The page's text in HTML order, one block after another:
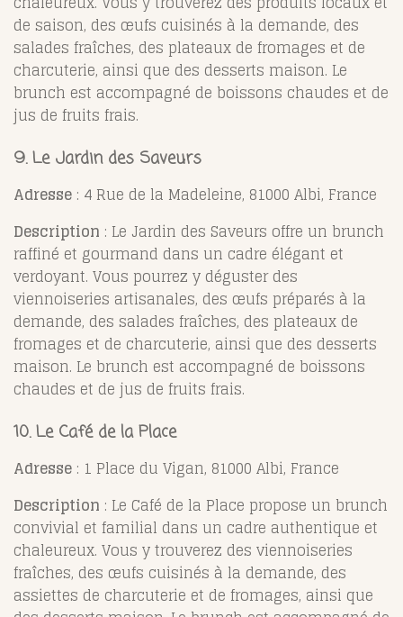
de saison, des œufs cuisinés à la demande, des
salades fraîches, des plateaux de fromages et de
charcuterie, ainsi que des desserts maison. Le
brunch est accompagné de boissons chaudes et de
jus de fruits frais.
9.Le Jardin des Saveurs
Adresse : 4 Rue de la Madeleine, 81000 Albi, France
Description : Le Jardin des Saveurs offre un brunch
raffiné et gourmand dans un cadre élégant et
verdoyant. Vous pourrez y déguster des
viennoiseries artisanales, des œufs préparés à la
demande, des salades fraîches, des plateaux de
fromages et de charcuterie, ainsi que des desserts
maison. Le brunch est accompagné de boissons
chaudes et de jus de fruits frais.
10.Le Café de la Place
Adresse : 1 Place du Vigan, 81000 Albi, France
Description : Le Café de la Place propose un brunch
convivial et familial dans un cadre authentique et
chaleureux. Vous y trouverez des viennoiseries
fraîches, des œufs cuisinés à la demande, des
assiettes de charcuterie et de fromages, ainsi que